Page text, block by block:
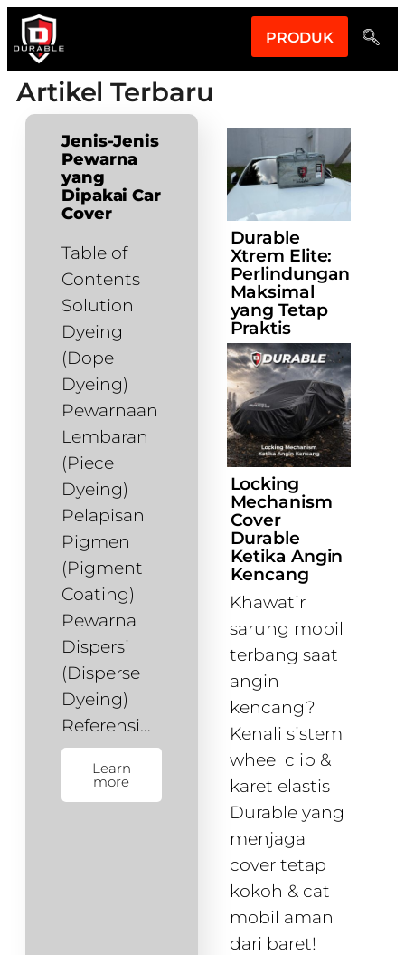
PRODUK
Artikel Terbaru
Jenis-Jenis
Pewarna
yang
Dipakai Car
Cover
Table of
Contents
Solution
Dyeing
(Dope
Dyeing)
Pewarnaan
Lembaran
(Piece
Dyeing)
Pelapisan
Pigmen
(Pigment
Coating)
Pewarna
Dispersi
(Disperse
Dyeing)
Referensi…
Learn
more
Durable
Xtrem Elite:
Perlindungan
Maksimal
yang Tetap
Praktis
Locking
Mechanism
Cover
Durable
Ketika Angin
Kencang
Khawatir
sarung mobil
terbang saat
angin
kencang?
Kenali sistem
wheel clip &
karet elastis
Durable yang
menjaga
cover tetap
kokoh & cat
mobil aman
dari baret!